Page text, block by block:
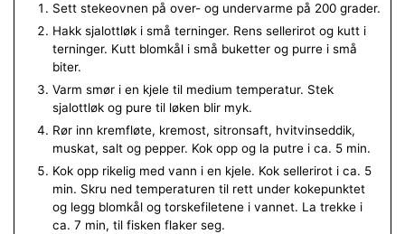
Sett stekeovnen på over- og undervarme på 200 grader.
Hakk sjalottløk i små terninger. Rens sellerirot og kutt i
terninger. Kutt blomkål i små buketter og purre i små
biter.
Varm smør i en kjele til medium temperatur. Stek
sjalottløk og pure til løken blir myk.
Rør inn kremfløte, kremost, sitronsaft, hvitvinseddik,
muskat, salt og pepper. Kok opp og la putre i ca. 5 min.
Kok opp rikelig med vann i en kjele. Kok sellerirot i ca. 5
min. Skru ned temperaturen til rett under kokepunktet
og legg blomkål og torskefiletene i vannet. La trekke i
ca. 7 min, til fisken flaker seg.